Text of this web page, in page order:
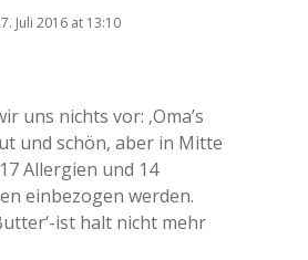
Juli 2016 at 13:10
uns nichts vor: ‚Oma’s
und schön, aber in Mitte
Allergien und 14
einbezogen werden.
ist halt nicht mehr